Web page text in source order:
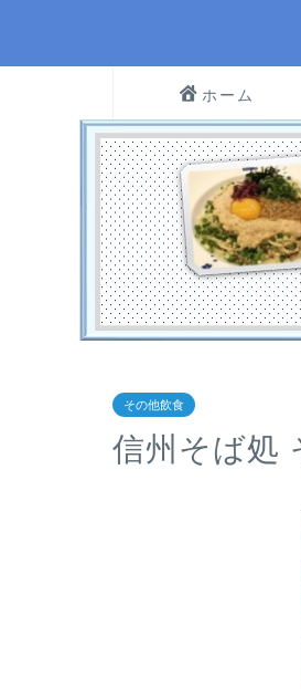
ホーム
その他飲食
信州そば処